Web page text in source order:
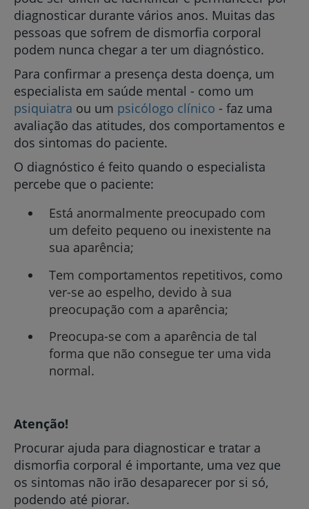
diagnosticar durante vários anos. Muitas das
pessoas que sofrem de dismorfia corporal
podem nunca chegar a ter um diagnóstico.
Para confirmar a presença desta doença, um
especialista em saúde mental - como um
psiquiatra ou um psicólogo clínico - faz uma
avaliação das atitudes, dos comportamentos e
dos sintomas do paciente.
O diagnóstico é feito quando o especialista
percebe que o paciente:
Está anormalmente preocupado com
um defeito pequeno ou inexistente na
sua aparência;
Tem comportamentos repetitivos, como
ver-se ao espelho, devido à sua
preocupação com a aparência;
Preocupa-se com a aparência de tal
forma que não consegue ter uma vida
normal.
Atenção!
Procurar ajuda para diagnosticar e tratar a
dismorfia corporal é importante, uma vez que
os sintomas não irão desaparecer por si só,
podendo até piorar.